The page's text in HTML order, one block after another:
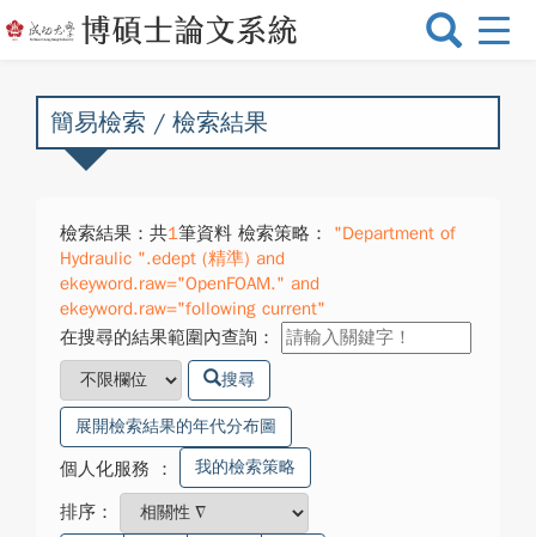
選
換
簡易檢索 / 檢索結果
檢索結果：共1筆資料 檢索策略：
"Department of
Hydraulic ".edept (精準) and
ekeyword.raw="OpenFOAM." and
ekeyword.raw="following current"
在搜尋的結果範圍內查詢：
搜尋
展開檢索結果的年代分布圖
個人化服務 ： 我的檢索策略
排序：